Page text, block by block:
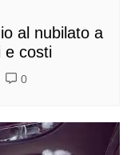
al nubilato a
e costi
0